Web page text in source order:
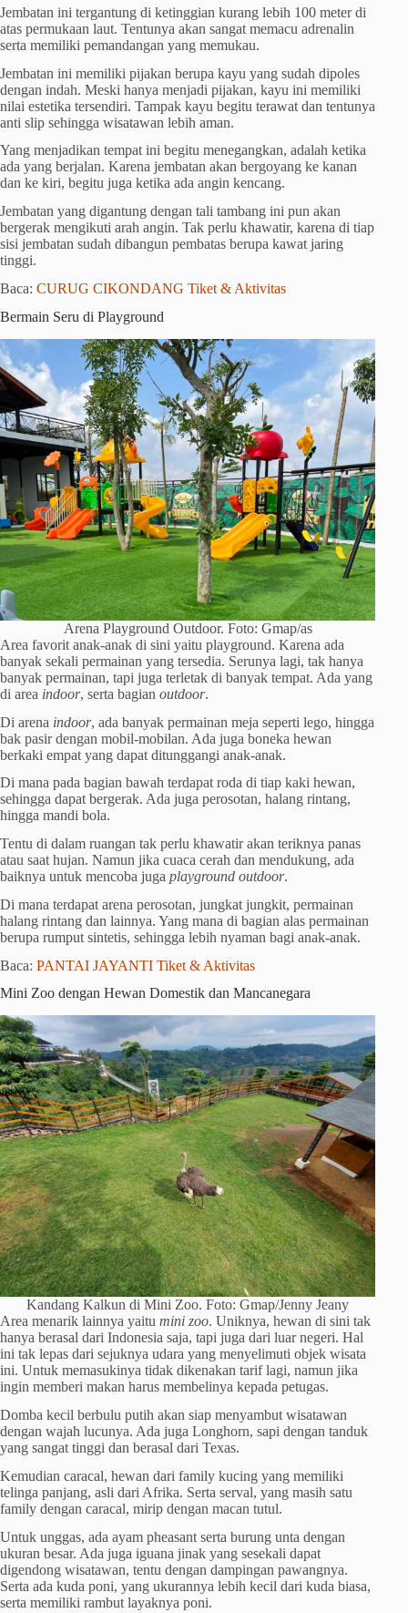
Jembatan ini tergantung di ketinggian kurang lebih 100 meter di
atas permukaan laut. Tentunya akan sangat memacu adrenalin
serta memiliki pemandangan yang memukau.
Jembatan ini memiliki pijakan berupa kayu yang sudah dipoles
dengan indah. Meski hanya menjadi pijakan, kayu ini memiliki
nilai estetika tersendiri. Tampak kayu begitu terawat dan tentunya
anti slip sehingga wisatawan lebih aman.
Yang menjadikan tempat ini begitu menegangkan, adalah ketika
ada yang berjalan. Karena jembatan akan bergoyang ke kanan
dan ke kiri, begitu juga ketika ada angin kencang.
Jembatan yang digantung dengan tali tambang ini pun akan
bergerak mengikuti arah angin. Tak perlu khawatir, karena di tiap
sisi jembatan sudah dibangun pembatas berupa kawat jaring
tinggi.
Baca: CURUG CIKONDANG Tiket & Aktivitas
Bermain Seru di Playground
Arena Playground Outdoor. Foto: Gmap/as
Area favorit anak-anak di sini yaitu playground. Karena ada
banyak sekali permainan yang tersedia. Serunya lagi, tak hanya
banyak permainan, tapi juga terletak di banyak tempat. Ada yang
di area indoor, serta bagian outdoor.
Di arena indoor, ada banyak permainan meja seperti lego, hingga
bak pasir dengan mobil-mobilan. Ada juga boneka hewan
berkaki empat yang dapat ditunggangi anak-anak.
Di mana pada bagian bawah terdapat roda di tiap kaki hewan,
sehingga dapat bergerak. Ada juga perosotan, halang rintang,
hingga mandi bola.
Tentu di dalam ruangan tak perlu khawatir akan teriknya panas
atau saat hujan. Namun jika cuaca cerah dan mendukung, ada
baiknya untuk mencoba juga playground outdoor.
Di mana terdapat arena perosotan, jungkat jungkit, permainan
halang rintang dan lainnya. Yang mana di bagian alas permainan
berupa rumput sintetis, sehingga lebih nyaman bagi anak-anak.
Baca: PANTAI JAYANTI Tiket & Aktivitas
Mini Zoo dengan Hewan Domestik dan Mancanegara
Kandang Kalkun di Mini Zoo. Foto: Gmap/Jenny Jeany
Area menarik lainnya yaitu mini zoo. Uniknya, hewan di sini tak
hanya berasal dari Indonesia saja, tapi juga dari luar negeri. Hal
ini tak lepas dari sejuknya udara yang menyelimuti objek wisata
ini. Untuk memasukinya tidak dikenakan tarif lagi, namun jika
ingin memberi makan harus membelinya kepada petugas.
Domba kecil berbulu putih akan siap menyambut wisatawan
dengan wajah lucunya. Ada juga Longhorn, sapi dengan tanduk
yang sangat tinggi dan berasal dari Texas.
Kemudian caracal, hewan dari family kucing yang memiliki
telinga panjang, asli dari Afrika. Serta serval, yang masih satu
family dengan caracal, mirip dengan macan tutul.
Untuk unggas, ada ayam pheasant serta burung unta dengan
ukuran besar. Ada juga iguana jinak yang sesekali dapat
digendong wisatawan, tentu dengan dampingan pawangnya.
Serta ada kuda poni, yang ukurannya lebih kecil dari kuda biasa,
serta memiliki rambut layaknya poni.